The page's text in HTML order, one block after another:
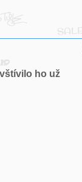
ho už